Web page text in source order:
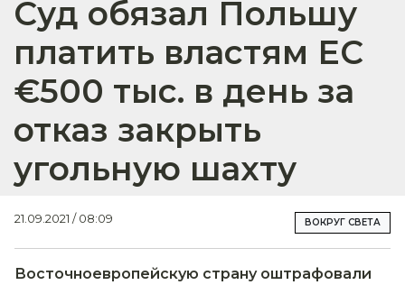
Суд обязал Польшу
платить властям ЕС
€500 тыс. в день за
отказ закрыть
угольную шахту
21.09.2021 / 08:09 ВОКРУГ СВЕТА
Восточноевропейскую страну оштрафовали